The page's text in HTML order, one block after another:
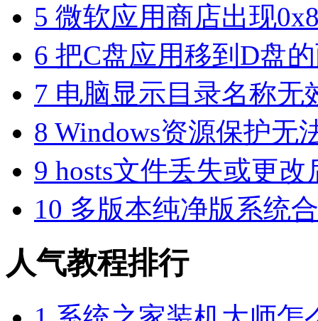
5 微软应用商店出现
6 把C盘应用移到D盘
7 电脑显示目录名称无
8 Windows资源保护无
9 hosts文件丢失或更
10 多版本纯净版系统
人气教程排行